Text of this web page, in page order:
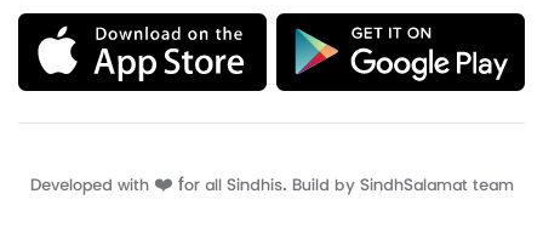
Developed with ❤️ for all Sindhis. Build by